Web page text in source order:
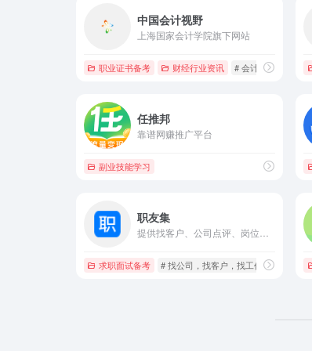
中国会计视野
上海国家会计学院旗下网站
职业证书备考 财经行业资讯 # 会计，审计，评估
任推邦
靠谱网赚推广平台
副业技能学习
职友集
求职面试备考 # 找公司，找客户，找工作，查工资，